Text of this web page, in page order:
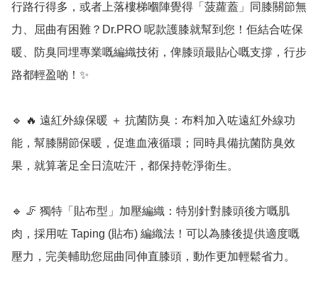
行路行得多，或者上落樓梯嗰陣覺得「菠蘿蓋」同膝關節無
力、屈曲有困難？Dr.PRO 呢款護膝就幫到您！佢結合咗保
暖、防臭同埋專業嘅編織技術，俾膝頭最貼心嘅支撐，行步
路都輕盈啲！✨
🔹 🔥 遠紅外線保暖 ＋ 抗菌防臭：布料加入咗遠紅外線功
能，幫膝關節保暖，促進血液循環；同時具備抗菌防臭效
果，就算著足全日流咗汗，都保持乾淨衛生。
🔹 🦵 獨特「貼布型」加壓編織：特別針對膝頭後方嘅肌
肉，採用咗 Taping (貼布) 編織法！可以為膝後提供適度嘅
壓力，完美輔助您屈曲同伸直膝頭，動作更加輕鬆省力。